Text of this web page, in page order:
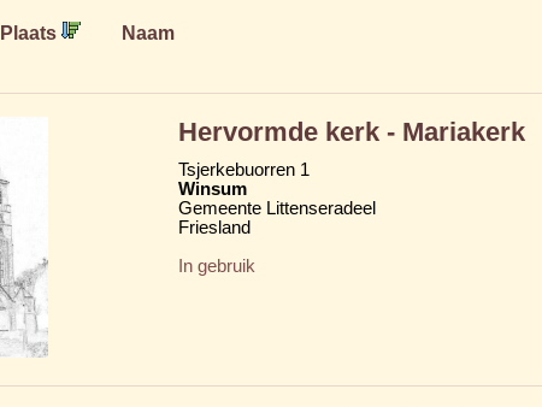
Plaats Naam
Hervormde kerk - Mariakerk
Tsjerkebuorren 1
Winsum
Gemeente Littenseradeel
Friesland
In gebruik